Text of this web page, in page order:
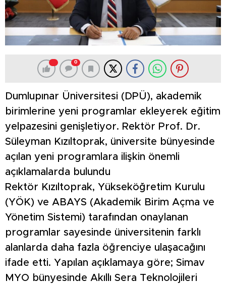
0
Dumlupınar Üniversitesi (DPÜ), akademik
birimlerine yeni programlar ekleyerek eğitim
yelpazesini genişletiyor. Rektör Prof. Dr.
Süleyman Kızıltoprak, üniversite bünyesinde
açılan yeni programlara ilişkin önemli
açıklamalarda bulundu
Rektör Kızıltoprak, Yükseköğretim Kurulu
(YÖK) ve ABAYS (Akademik Birim Açma ve
Yönetim Sistemi) tarafından onaylanan
programlar sayesinde üniversitenin farklı
alanlarda daha fazla öğrenciye ulaşacağını
ifade etti. Yapılan açıklamaya göre; Simav
MYO bünyesinde Akıllı Sera Teknolojileri